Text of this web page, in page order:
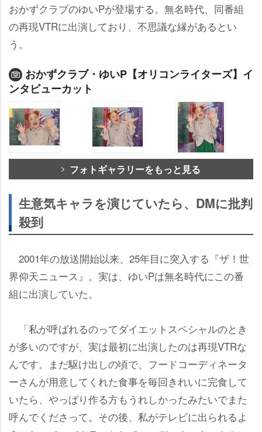
おかずクラブのゆいPが登場する。無名時代、同番組
の再現VTRに出演しており、不思議な縁があるとい
う。
おかずクラブ・ゆいP【オリコンライターズ】イ
ンタビューカット
フォトギャラリーをもっと見る
生意気キャラを演じていたら、DMに批判
殺到
2001年の放送開始以来、25年目に突入する『ザ！世
界仰天ニュース』。実は、ゆいPは無名時代にこの番
組に出演していた。
「私が呼ばれるのってダイエットスペシャルのとき
が多いのですが、実は最初に出演したのは再現VTRな
んです。まだ駆け出しの頃で、フードコーディネータ
ーさんが用意してくれた食事を毎回きれいに完食して
いたら、やっぱり作る方もうれしかったみたいでまた
呼んでくださって。その後、私がテレビに出られるよ